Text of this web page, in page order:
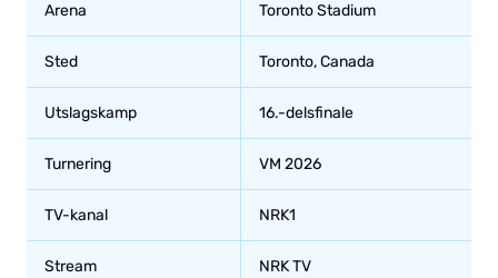
Arena Toronto Stadium
Sted Toronto, Canada
Utslagskamp 16.-delsfinale
Turnering VM 2026
TV-kanal NRK1
Stream NRK TV